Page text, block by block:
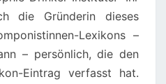
die Gründerin dieses
Lexikons –
– persönlich, die den
Eintrag verfasst hat.